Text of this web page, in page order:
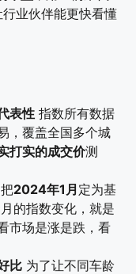
业伙伴能更快看懂
表性 指数所有数据
，覆盖全国多个城
打实的成交价测
2024年1月 定为基
的指数变化，就是
市场是涨是跌，看
比 为了让不同车龄